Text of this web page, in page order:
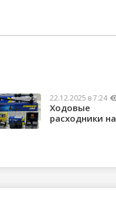
22.12.2025 в 7:24
Ходовые
расходники на